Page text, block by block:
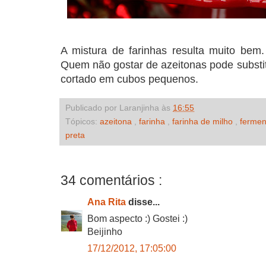
A mistura de farinhas resulta muito
Quem não gostar de azeitonas pode
cortado em cubos pequenos.
Publicado por Laranjinha às 16:55
Tópicos: azeitona farinha farinha de milho
preta
34 comentários :
Ana Rita disse...
Bom aspecto :) Gostei :)
Beijinho
17/12/2012, 17:05:00